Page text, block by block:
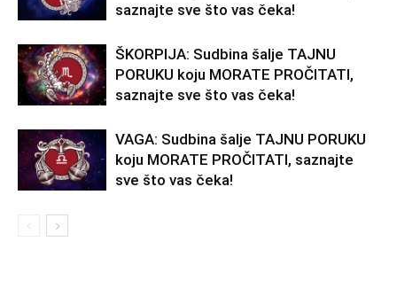
saznajte sve što vas čeka!
ŠKORPIJA: Sudbina šalje TAJNU
PORUKU koju MORATE PROČITATI,
saznajte sve što vas čeka!
VAGA: Sudbina šalje TAJNU PORUKU
koju MORATE PROČITATI, saznajte
sve što vas čeka!